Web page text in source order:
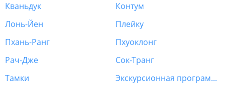
Кваньдук
Контум
Лонь-Йен
Плейку
Пхань-Ранг
Пхуоклонг
Рач-Дже
Сок-Транг
Тамки
Экскурсионная программа Вьетнам